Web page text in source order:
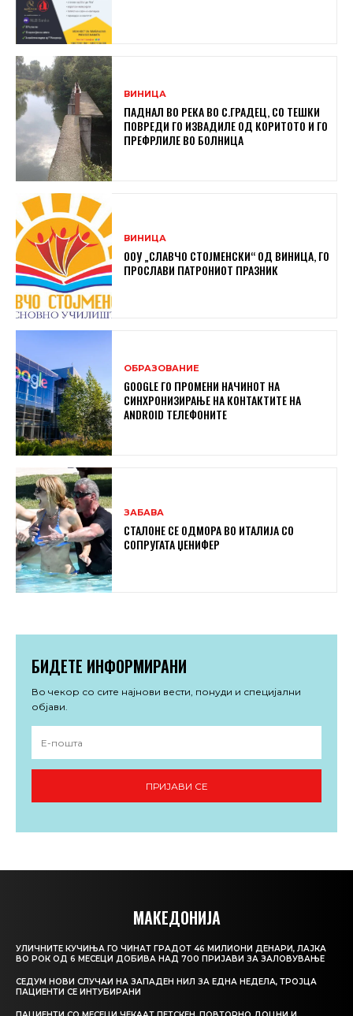
ВИНИЦА
ПАДНАЛ ВО РЕКА ВО С.ГРАДЕЦ, СО ТЕШКИ
ПОВРЕДИ ГО ИЗВАДИЛЕ ОД КОРИТОТО И ГО
ПРЕФРЛИЛЕ ВО БОЛНИЦА
ВИНИЦА
ООУ „СЛАВЧО СТОЈМЕНСКИ“ ОД ВИНИЦА, ГО
ПРОСЛАВИ ПАТРОНИОТ ПРАЗНИК
ОБРАЗОВАНИЕ
GOOGLE ГО ПРОМЕНИ НАЧИНОТ НА
СИНХРОНИЗИРАЊЕ НА КОНТАКТИТЕ НА
ANDROID ТЕЛЕФОНИТЕ
ЗАБАВА
СТАЛОНЕ СЕ ОДМОРА ВО ИТАЛИЈА СО
СОПРУГАТА ЏЕНИФЕР
БИДЕТЕ ИНФОРМИРАНИ
Во чекор со сите најнови вести, понуди и специјални
објави.
ПРИЈАВИ СЕ
МАКЕДОНИЈА
УЛИЧНИТЕ КУЧИЊА ГО ЧИНАТ ГРАДОТ 46 МИЛИОНИ ДЕНАРИ, ЛАЈКА
ВО РОК ОД 6 МЕСЕЦИ ДОБИВА НАД 700 ПРИЈАВИ ЗА ЗАЛОВУВАЊЕ
СЕДУМ НОВИ СЛУЧАИ НА ЗАПАДЕН НИЛ ЗА ЕДНА НЕДЕЛА, ТРОЈЦА
ПАЦИЕНТИ СЕ ИНТУБИРАНИ